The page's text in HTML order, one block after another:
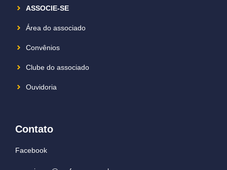
ASSOCIE-SE
Área do associado
Convênios
Clube do associado
Ouvidoria
Contato
Facebook